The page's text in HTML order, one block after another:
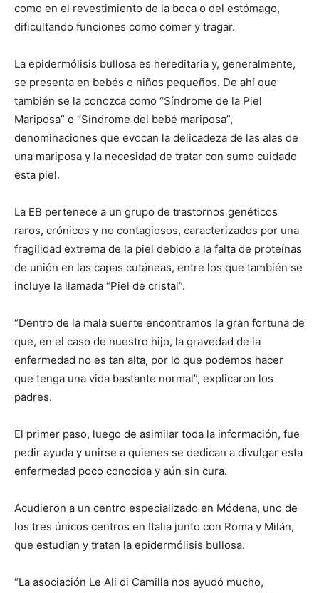
como en el revestimiento de la boca o del estómago,
dificultando funciones como comer y tragar.
La epidermólisis bullosa es hereditaria y, generalmente,
se presenta en bebés o niños pequeños. De ahí que
también se la conozca como “Síndrome de la Piel
Mariposa” o “Síndrome del bebé mariposa”,
denominaciones que evocan la delicadeza de las alas de
una mariposa y la necesidad de tratar con sumo cuidado
esta piel.
La EB pertenece a un grupo de trastornos genéticos
raros, crónicos y no contagiosos, caracterizados por una
fragilidad extrema de la piel debido a la falta de proteínas
de unión en las capas cutáneas, entre los que también se
incluye la llamada “Piel de cristal”.
“Dentro de la mala suerte encontramos la gran fortuna de
que, en el caso de nuestro hijo, la gravedad de la
enfermedad no es tan alta, por lo que podemos hacer
que tenga una vida bastante normal”, explicaron los
padres.
El primer paso, luego de asimilar toda la información, fue
pedir ayuda y unirse a quienes se dedican a divulgar esta
enfermedad poco conocida y aún sin cura.
Acudieron a un centro especializado en Módena, uno de
los tres únicos centros en Italia junto con Roma y Milán,
que estudian y tratan la epidermólisis bullosa.
“La asociación Le Ali di Camilla nos ayudó mucho,